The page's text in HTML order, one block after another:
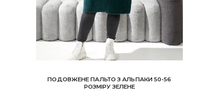
ПОДОВЖЕНЕ ПАЛЬТО З АЛЬПАКИ 50-56
РОЗМІРУ ЗЕЛЕНЕ